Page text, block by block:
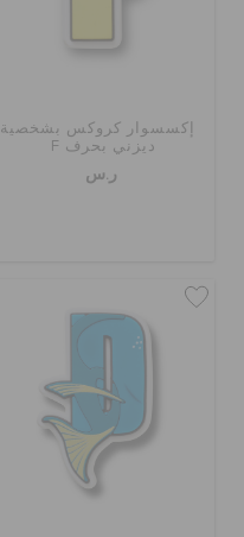
إكسسوار كروكس بشخصية
ديزني بحرف F
ر.س